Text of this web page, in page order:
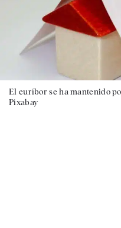
El euríbor se ha mantenido
Pixabay